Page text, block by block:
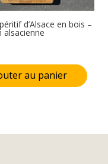
d’Alsace en bois –
alsacienne
au panier